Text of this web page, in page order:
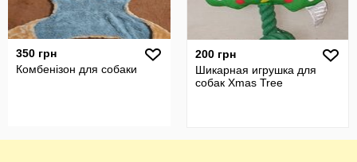
350 грн
Комбенізон для собаки
200 грн
Шикарная игрушка для
собак Xmas Tree